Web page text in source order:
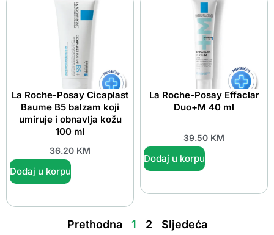
La Roche-Posay Cicaplast
Baume B5 balzam koji
umiruje i obnavlja kožu
100 ml
36.20 KM
Dodaj u korpu
La Roche-Posay Effaclar
Duo+M 40 ml
39.50 KM
Dodaj u korpu
Prethodna 1 2 Sljedeća